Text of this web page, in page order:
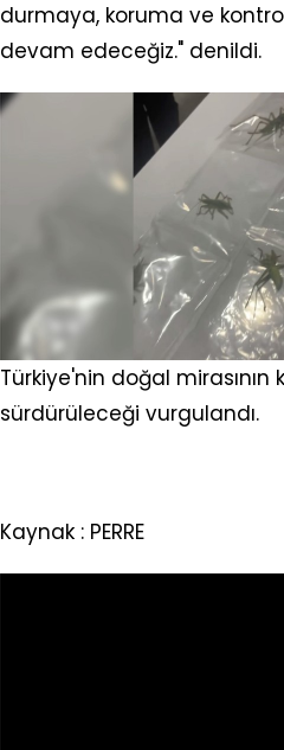
durmaya, koruma ve
devam edeceğiz." denildi.
Türkiye'nin doğal mirasının
sürdürüleceği vurgulandı.
Kaynak : PERRE